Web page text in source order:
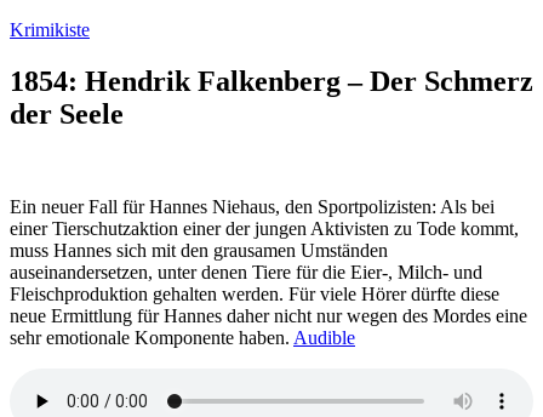
Zum
springen
Krimikiste
1854: Hendrik Falkenberg – Der Schmerz
der Seele
Ein neuer Fall für Hannes Niehaus, den Sportpolizisten: Als bei
einer Tierschutzaktion einer der jungen Aktivisten zu Tode kommt,
muss Hannes sich mit den grausamen Umständen
auseinandersetzen, unter denen Tiere für die Eier-, Milch- und
Fleischproduktion gehalten werden. Für viele Hörer dürfte diese
neue Ermittlung für Hannes daher nicht nur wegen des Mordes eine
sehr emotionale Komponente haben. Audible